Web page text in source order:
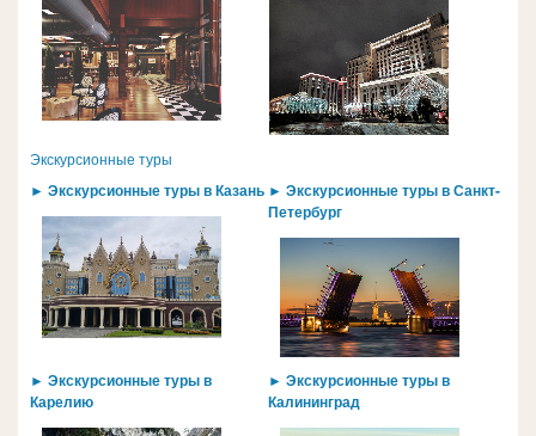
Экскурсионные туры
► Экскурсионные туры в Казань ► Экскурсионные туры в Санкт-
Петербург
► Экскурсионные туры в
Карелию
► Экскурсионные туры в
Калининград